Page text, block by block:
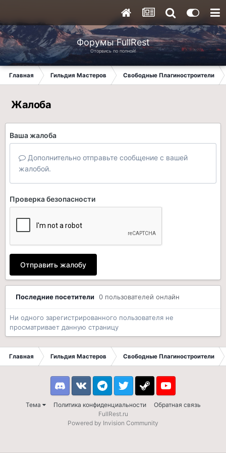
Форумы FullRest
Оторвись по полной!
Главная Гильдия Мастеров Свободные Плагиностроители
Жалоба
Ваша жалоба
Дополнительно отправьте сообщение с вашей
жалобой.
Проверка безопасности
Отправить жалобу
Последние посетители 0 пользователей онлайн
Ни одного зарегистрированного пользователя не
просматривает данную страницу
Главная Гильдия Мастеров Свободные Плагиностроители
Тема Политика конфиденциальности Обратная связь
DiscordVK TelegramTwitter Steam Youtube
FullRest.ru
Powered by Invision Community